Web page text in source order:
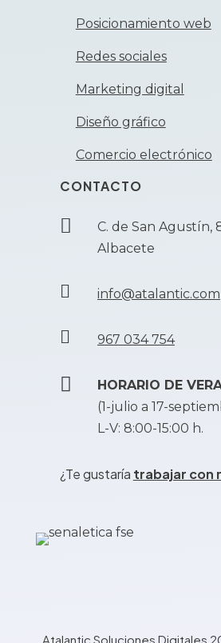
Posicionamiento web
Redes sociales
Marketing digital
Diseño gráfico
Comercio electrónico
CONTACTO

C. de San Agustín,
Albacete
 info@atalantic.com
 967 034 754

HORARIO DE
(1-julio a 17-
L-V: 8:00-15:00 h.
¿Te gustaría trabajar con
Atalantic Soluciones Digitales